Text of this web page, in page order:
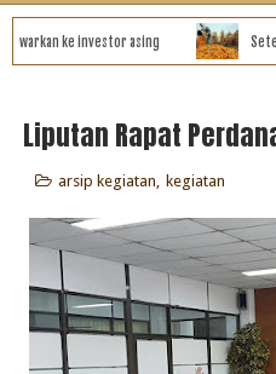
ke investor asing Setelah
Liputan Rapat Perdana
arsip kegiatan, kegiatan